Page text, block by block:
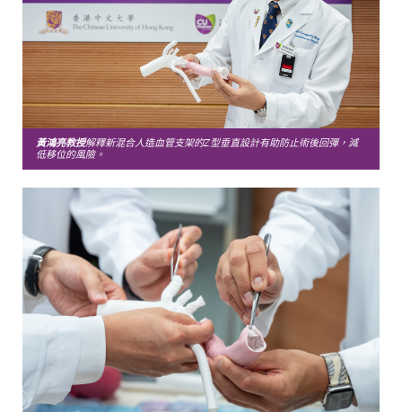
黃鴻亮教授解釋新混合人造血管支架的Z型垂直設計有助防止術後回彈，減
低移位的風險。